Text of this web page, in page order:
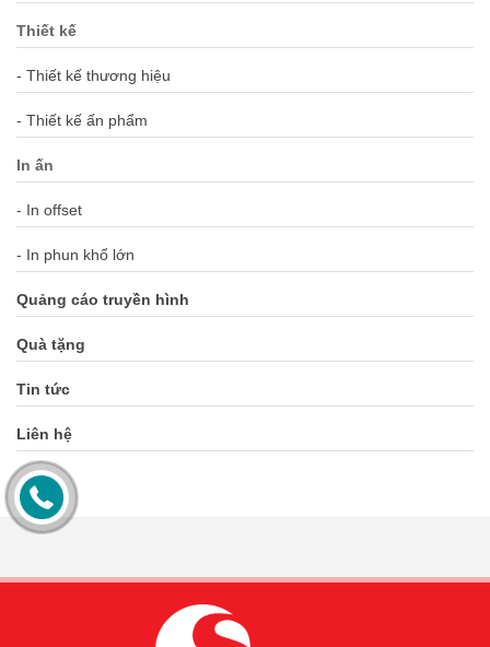
Thiết kế
- Thiết kế thương hiệu
- Thiết kế ấn phẩm
In ấn
- In offset
- In phun khổ lớn
Quảng cáo truyền hình
Quà tặng
Tin tức
Liên hệ